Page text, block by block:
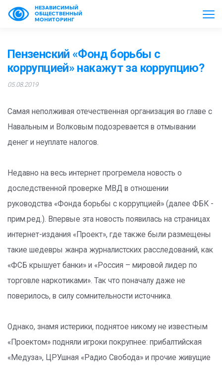
НЕЗАВИСИМЫЙ
ОБЩЕСТВЕННЫЙ
МОНИТОРИНГ
Пензенский «Фонд борьбы с
коррупцией» накажут за коррупцию?
05.08.2019
Самая неполживая отечественная организация во главе с
Навальным и Волковым подозревается в отмывании
денег и неуплате налогов.
Недавно на весь интернет прогремела новость о
доследственной проверке МВД в отношении
руководства «Фонда борьбы с коррупцией» (далее ФБК -
прим.ред.). Впервые эта новость появилась на страницах
интернет-издания «Проект», где также были размещены
такие шедевры жанра журналистских расследований, как
«ФСБ крышует банки» и «Россия – мировой лидер по
торговле наркотиками». Так что поначалу даже не
поверилось, в силу сомнительности источника.
Однако, знамя истерики, поднятое никому не известным
«Проектом» подняли игроки покрупнее: прибалтийская
«Медуза», ЦРУшная «Радио Свобода» и прочие живущие